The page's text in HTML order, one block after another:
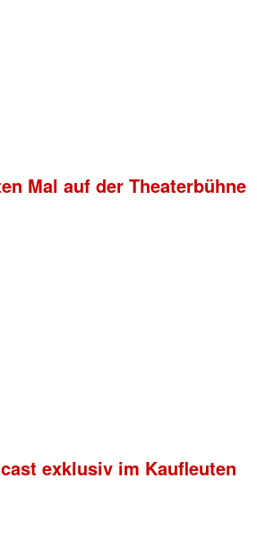
Mal auf der Theaterbühne
exklusiv im Kaufleuten